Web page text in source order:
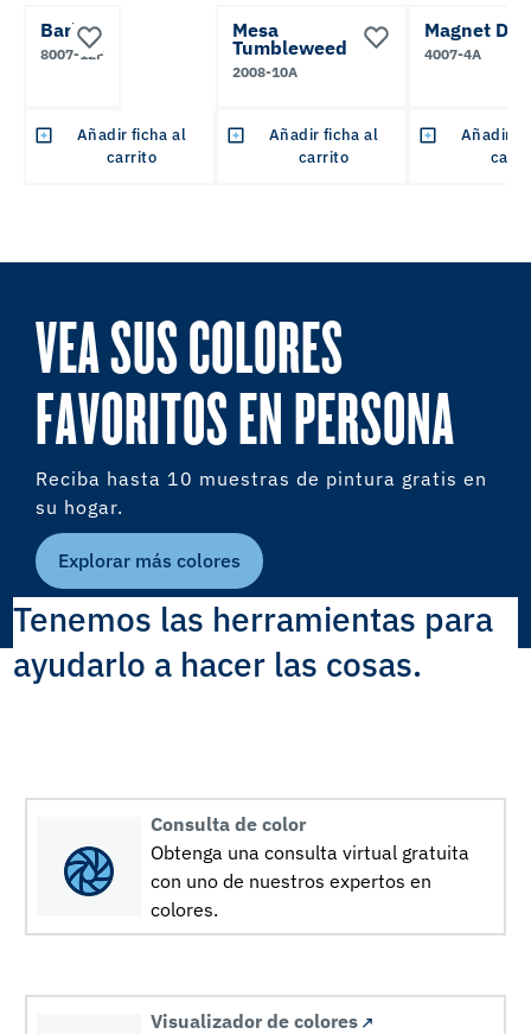
Barley
8007-12F
Añadir ficha al
carrito
Mesa
Tumbleweed
2008-10A
Añadir ficha al
carrito
Magnet
4007-4A
Añadir
VEA SUS COLORES
FAVORITOS EN PERSONA
Reciba hasta 10 muestras de pintura gratis en
su hogar.
Explorar más colores
Tenemos las herramientas para
ayudarlo a hacer las cosas.
Consulta de color
Obtenga una consulta virtual gratuita
con uno de nuestros expertos en
colores.
Visualizador de colores